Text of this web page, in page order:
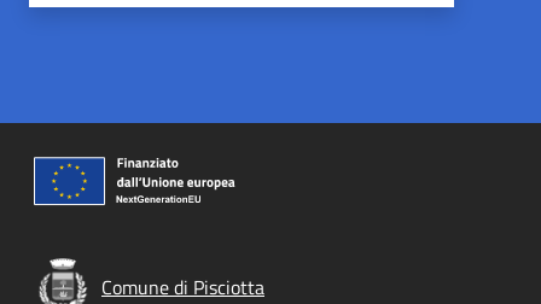
Comune di Pisciotta